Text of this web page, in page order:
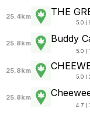
25.4km THE
5.0 (
25.8km Buddy
5.0 (
25.8km
5.0 (
25.8km
4.7 (